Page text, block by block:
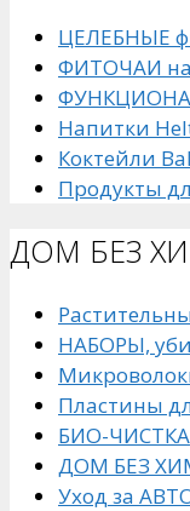
ЦЕЛЕБНЫЕ
ФИТОЧАИ
Напитки
Коктейли
Продукты
ДОМ БЕЗ
НАБОРЫ,
Пластины
БИО-ЧИСТКА
ДОМ БЕЗ
Уход за